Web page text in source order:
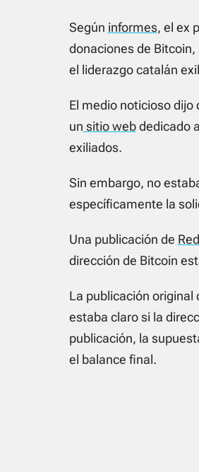
Según informes, el ex
donaciones de
el liderazgo catalán
El medio noticioso dijo
un sitio webdedicado
exiliados.
Sin embargo, no
específicamente la
Una publicación de
dirección de Bitcoin
La publicación original
estaba claro si la
publicación, la
el balance final.